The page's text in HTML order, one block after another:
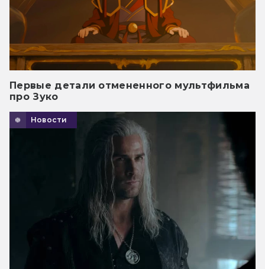
Первые детали отмененного мультфильма
про Зуко
Новости